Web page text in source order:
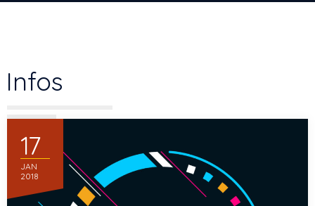
Infos
17
JAN
2018